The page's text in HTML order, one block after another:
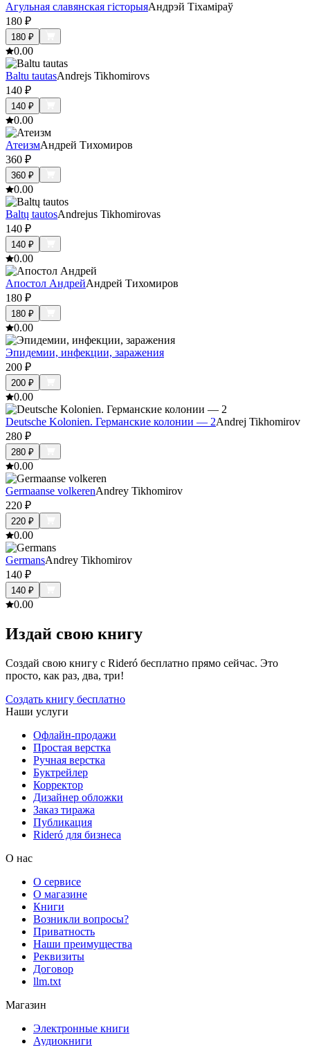
Агульная славянская гісторыяАндрэй Тіхаміраў
180 ₽
180 ₽
0.00
Baltu tautasAndrejs Tikhomirovs
140 ₽
140 ₽
0.00
АтеизмАндрей Тихомиров
360 ₽
360 ₽
0.00
Baltų tautosAndrejus Tikhomirovas
140 ₽
140 ₽
0.00
Апостол АндрейАндрей Тихомиров
180 ₽
180 ₽
0.00
Эпидемии, инфекции, заражения
200 ₽
200 ₽
0.00
Deutsche Kolonien. Германские колонии — 2Andrej Tikhomirov
280 ₽
280 ₽
0.00
Germaanse volkerenAndrey Tikhomirov
220 ₽
220 ₽
0.00
GermansAndrey Tikhomirov
140 ₽
140 ₽
0.00
Издай свою книгу
Создай свою книгу с Rideró бесплатно прямо сейчас. Это
просто, как раз, два, три!
Создать книгу бесплатно
Наши услуги
Офлайн-продажи
Простая верстка
Ручная верстка
Буктрейлер
Корректор
Дизайнер обложки
Заказ тиража
Публикация
Rideró для бизнеса
О нас
О сервисе
О магазине
Книги
Возникли вопросы?
Приватность
Наши преимущества
Реквизиты
Договор
llm.txt
Магазин
Электронные книги
Аудиокниги